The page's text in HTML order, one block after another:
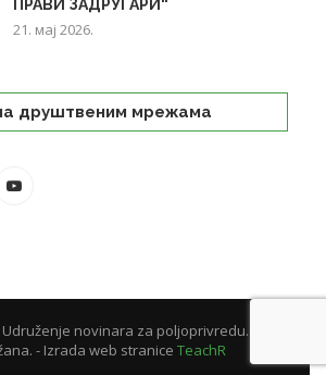
ПРАВИ ЗАДРУГАРИ“
21. мај 2026.
друштвеним мрежама
novinara za poljoprivredu. Sva
- Izrada web stranice TeachR